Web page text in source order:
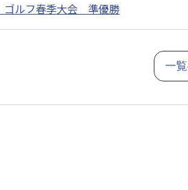
ルフ春季大会 準優勝
一